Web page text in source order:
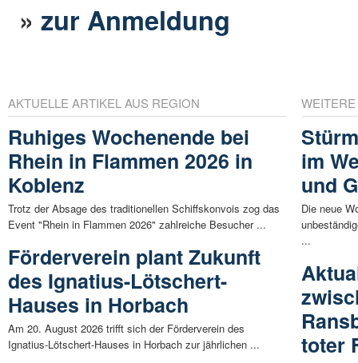
»zur Anmeldung
AKTUELLE ARTIKEL AUS REGION
Ruhiges Wochenende bei
Rhein in Flammen 2026 in
Koblenz
Trotz der Absage des traditionellen Schiffskonvois zog das
Event "Rhein in Flammen 2026" zahlreiche Besucher ...
Förderverein plant Zukunft
des Ignatius-Lötschert-
Hauses in Horbach
Am 20. August 2026 trifft sich der Förderverein des
Ignatius-Lötschert-Hauses in Horbach zur jährlichen ...
im
und
Die neue
...
toter